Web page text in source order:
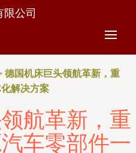
公司
德国机床巨头领航革新，重
解决方案
航革新，重
车零部件一